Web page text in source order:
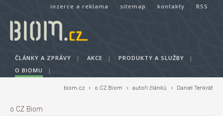
inzerce a reklama sitemap kontakty RSS
ČLÁNKY A ZPRÁVY | AKCE | PRODUKTY A SLUŽBY
|
O BIOMU
|
biom.cz › o CZ Biom › autoři článků › Daniel Tenkrát
o CZ Biom